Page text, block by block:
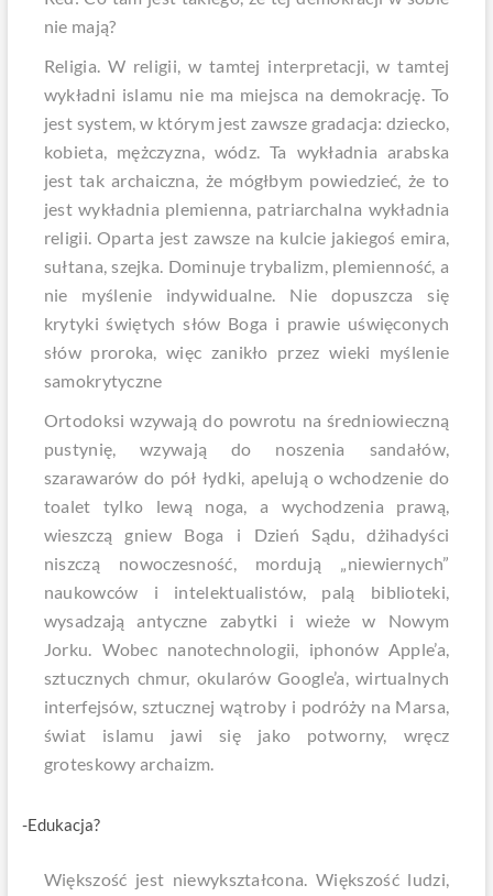
nie mają?
Religia. W religii, w tamtej interpretacji, w tamtej
wykładni islamu nie ma miejsca na demokrację. To
jest system, w którym jest zawsze gradacja: dziecko,
kobieta, mężczyzna, wódz. Ta wykładnia arabska
jest tak archaiczna, że mógłbym powiedzieć, że to
jest wykładnia plemienna, patriarchalna wykładnia
religii. Oparta jest zawsze na kulcie jakiegoś emira,
sułtana, szejka. Dominuje trybalizm, plemienność, a
nie myślenie indywidualne. Nie dopuszcza się
krytyki świętych słów Boga i prawie uświęconych
słów proroka, więc zanikło przez wieki myślenie
samokrytyczne
Ortodoksi wzywają do powrotu na średniowieczną
pustynię, wzywają do noszenia sandałów,
szarawarów do pół łydki, apelują o wchodzenie do
toalet tylko lewą noga, a wychodzenia prawą,
wieszczą gniew Boga i Dzień Sądu, dżihadyści
niszczą nowoczesność, mordują „niewiernych”
naukowców i intelektualistów, palą biblioteki,
wysadzają antyczne zabytki i wieże w Nowym
Jorku. Wobec nanotechnologii, iphonów Apple’a,
sztucznych chmur, okularów Google’a, wirtualnych
interfejsów, sztucznej wątroby i podróży na Marsa,
świat islamu jawi się jako potworny, wręcz
groteskowy archaizm.
-Edukacja?
Większość jest niewykształcona. Większość ludzi,